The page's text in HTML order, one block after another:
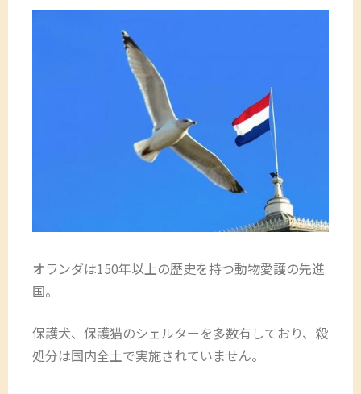
オランダは150年以上の歴史を持つ動物愛護の先進
国。
保護犬、保護猫のシェルターを多数有しており、殺
処分は国内全土で実施されていません。